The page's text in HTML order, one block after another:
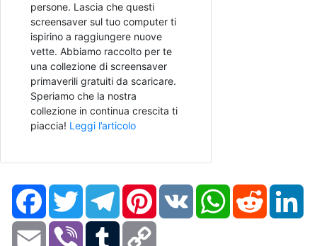
persone. Lascia che questi
screensaver sul tuo computer ti
ispirino a raggiungere nuove
vette. Abbiamo raccolto per te
una collezione di screensaver
primaverili gratuiti da scaricare.
Speriamo che la nostra
collezione in continua crescita ti
piaccia! Leggi l’articolo
FacebookTwitter TelegramPinterestVK WhatsAppReddit
Email Viber Tumblr